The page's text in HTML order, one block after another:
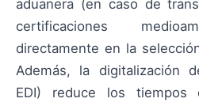
aduanera (en caso de
certificaciones
directamente en la
Además, la digitalización
EDI) reduce los